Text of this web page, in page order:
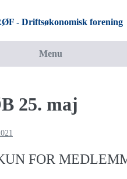
Menu
25. maj
FOR